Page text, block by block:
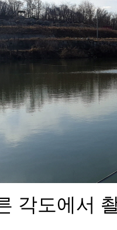
각도에서